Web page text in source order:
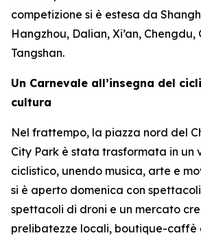
competizione si è estesa da
Hangzhou, Dalian, Xi’an,
Tangshan.
Un Carnevale all’insegna del
cultura
Nel frattempo, la piazza nord del
City Park è stata trasformata in un
ciclistico, unendo musica, arte e
si è aperto domenica con
spettacoli di droni e un mercato
prelibatezze locali, boutique-caffè